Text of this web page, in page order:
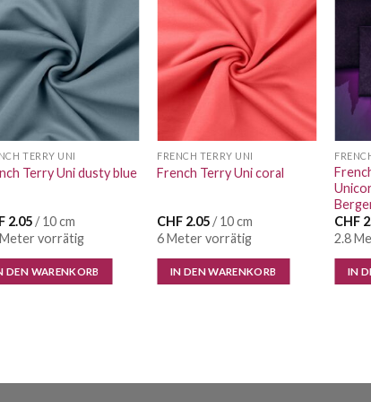
Wunschliste
TERRY UNI
Terry Uni dusty blue
2.05/ 10 cm
vorrätig
DEN WARENKORB
Auf die
Wunschliste
FRENCH TERRY UNI
French Terry Uni coral
CHF 2.05/ 10 cm
6 Meter vorrätig
IN DEN WARENKORB
CHF
2.8
IN